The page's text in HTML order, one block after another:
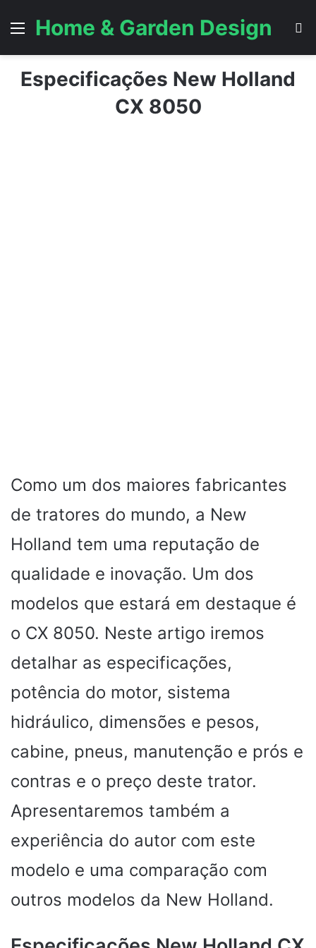
Menu
Home & Garden Design
Especificações New Holland
CX 8050
Como um dos maiores fabricantes
de tratores do mundo, a New
Holland tem uma reputação de
qualidade e inovação. Um dos
modelos que estará em destaque é
o CX 8050. Neste artigo iremos
detalhar as especificações,
potência do motor, sistema
hidráulico, dimensões e pesos,
cabine, pneus, manutenção e prós e
contras e o preço deste trator.
Apresentaremos também a
experiência do autor com este
modelo e uma comparação com
outros modelos da New Holland.